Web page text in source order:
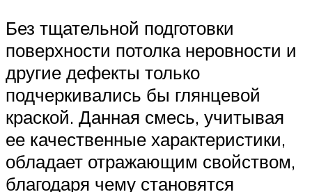
Без тщательной подготовки
поверхности потолка неровности и
другие дефекты только
подчеркивались бы глянцевой
краской. Данная смесь, учитывая
ее качественные характеристики,
обладает отражающим свойством,
благодаря чему становятся